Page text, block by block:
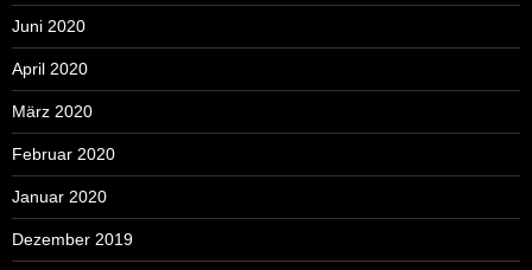
Juni 2020
April 2020
März 2020
Februar 2020
Januar 2020
Dezember 2019